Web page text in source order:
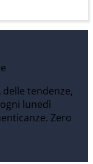
tendenze,
lunedì
Zero